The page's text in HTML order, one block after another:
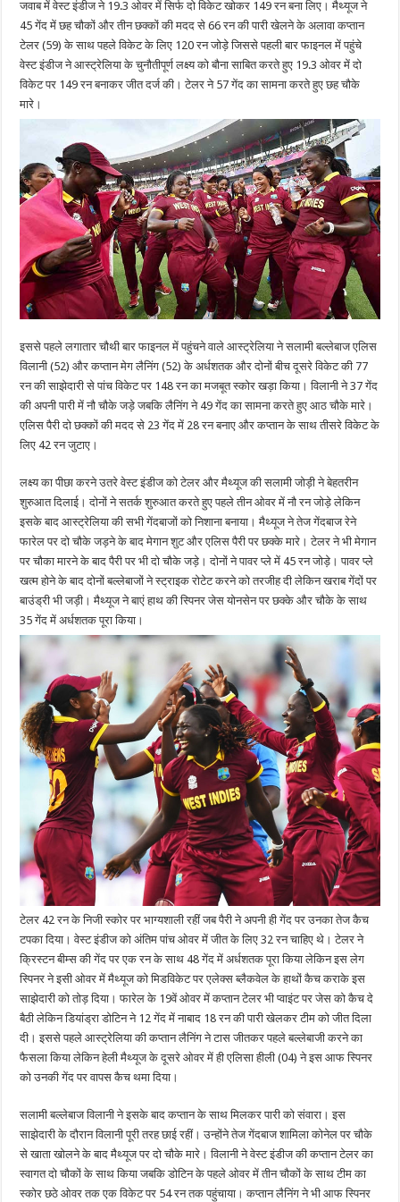
जीता
T20
वुमन
वर्ल्ड
का
जवाब में वेस्ट इंडीज ने 19.3 ओवर में सिर्फ दो विकेट खोकर 149 रन बना लिए। मैथ्यूज ने
45 गेंद में छह चौकों और तीन छक्कों की मदद से 66 रन की पारी खेलने के अलावा कप्तान
टेलर (59) के साथ पहले विकेट के लिए 120 रन जोड़े जिससे पहली बार फाइनल में पहुंचे
वेस्ट इंडीज ने आस्ट्रेलिया के चुनौतीपूर्ण लक्ष्य को बौना साबित करते हुए 19.3 ओवर में दो
विकेट पर 149 रन बनाकर जीत दर्ज की। टेलर ने 57 गेंद का सामना करते हुए छह चौके
मारे।
इससे पहले लगातार चौथी बार फाइनल में पहुंचने वाले आस्ट्रेलिया ने सलामी बल्लेबाज एलिस
विलानी (52) और कप्तान मेग लैनिंग (52) के अर्धशतक और दोनों बीच दूसरे विकेट की 77
रन की साझेदारी से पांच विकेट पर 148 रन का मजबूत स्कोर खड़ा किया। विलानी ने 37 गेंद
की अपनी पारी में नौ चौके जड़े जबकि लैनिंग ने 49 गेंद का सामना करते हुए आठ चौके मारे।
एलिस पैरी दो छक्कों की मदद से 23 गेंद में 28 रन बनाए और कप्तान के साथ तीसरे विकेट के
लिए 42 रन जुटाए।
लक्ष्य का पीछा करने उतरे वेस्ट इंडीज को टेलर और मैथ्यूज की सलामी जोड़ी ने बेहतरीन
शुरुआत दिलाई। दोनों ने सतर्क शुरुआत करते हुए पहले तीन ओवर में नौ रन जोड़े लेकिन
इसके बाद आस्ट्रेलिया की सभी गेंदबाजों को निशाना बनाया। मैथ्यूज ने तेज गेंदबाज रेने
फारेल पर दो चौके जड़ने के बाद मेगान शुट और एलिस पैरी पर छक्के मारे। टेलर ने भी मेगान
पर चौका मारने के बाद पैरी पर भी दो चौके जड़े। दोनों ने पावर प्ले में 45 रन जोड़े। पावर प्ले
खत्म होने के बाद दोनों बल्लेबाजों ने स्ट्राइक रोटेट करने को तरजीह दी लेकिन खराब गेंदों पर
बाउंड्री भी जड़ी। मैथ्यूज ने बाएं हाथ की स्पिनर जेस योनसेन पर छक्के और चौके के साथ
35 गेंद में अर्धशतक पूरा किया।
टेलर 42 रन के निजी स्कोर पर भाग्यशाली रहीं जब पैरी ने अपनी ही गेंद पर उनका तेज कैच
टपका दिया। वेस्ट इंडीज को अंतिम पांच ओवर में जीत के लिए 32 रन चाहिए थे। टेलर ने
क्रिस्टन बीम्स की गेंद पर एक रन के साथ 48 गेंद में अर्धशतक पूरा किया लेकिन इस लेग
स्पिनर ने इसी ओवर में मैथ्यूज को मिडविकेट पर एलेक्स ब्लैकवेल के हाथों कैच कराके इस
साझेदारी को तोड़ दिया। फारेल के 19वें ओवर में कप्तान टेलर भी प्वाइंट पर जेस को कैच दे
बैठी लेकिन डियांड्रा डोटिन ने 12 गेंद में नाबाद 18 रन की पारी खेलकर टीम को जीत दिला
दी। इससे पहले आस्ट्रेलिया की कप्तान लैनिंग ने टास जीतकर पहले बल्लेबाजी करने का
फैसला किया लेकिन हेली मैथ्यूज के दूसरे ओवर में ही एलिसा हीली (04) ने इस आफ स्पिनर
को उनकी गेंद पर वापस कैच थमा दिया।
सलामी बल्लेबाज विलानी ने इसके बाद कप्तान के साथ मिलकर पारी को संवारा। इस
साझेदारी के दौरान विलानी पूरी तरह छाई रहीं। उन्होंने तेज गेंदबाज शामिला कोनेल पर चौके
से खाता खोलने के बाद मैथ्यूज पर दो चौके मारे। विलानी ने वेस्ट इंडीज की कप्तान टेलर का
स्वागत दो चौकों के साथ किया जबकि डोटिन के पहले ओवर में तीन चौकों के साथ टीम का
स्कोर छठे ओवर तक एक विकेट पर 54 रन तक पहुंचाया। कप्तान लैनिंग ने भी आफ स्पिनर